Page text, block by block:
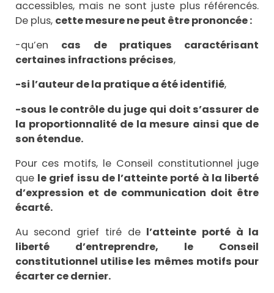
accessibles, mais ne sont juste plus référencés.
De plus, cette mesure ne peut être prononcée :
-qu’en cas de pratiques caractérisant
certaines infractions précises,
-si l’auteur de la pratique a été identifié,
-sous le contrôle du juge qui doit s’assurer de
la proportionnalité de la mesure ainsi que de
son étendue.
Pour ces motifs, le Conseil constitutionnel juge
que le grief issu de l’atteinte porté à la liberté
d’expression et de communication doit être
écarté.
Au second grief tiré de l’atteinte porté à la
liberté d’entreprendre, le Conseil
constitutionnel utilise les mêmes motifs pour
écarter ce dernier.